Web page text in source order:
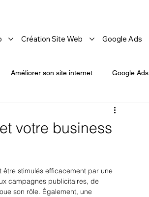
Création Site Web Google Ads
Améliorer son site internet Google Ads
votre business
stimulés efficacement par une
campagnes publicitaires, de
son rôle. Également, une